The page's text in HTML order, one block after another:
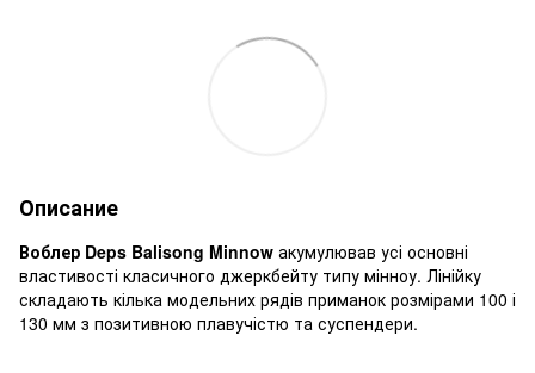
Описание
Воблер Deps Balisong Minnow акумулював усі основні
властивості класичного джеркбейту типу мінноу. Лінійку
складають кілька модельних рядів приманок розмірами 100 і
130 мм з позитивною плавучістю та суспендери.